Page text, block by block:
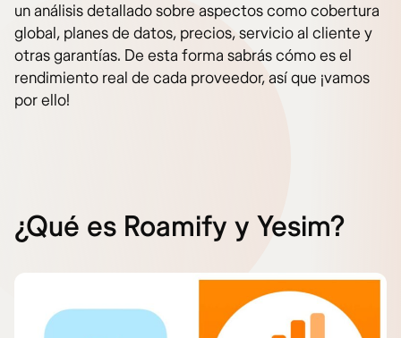
un análisis detallado sobre aspectos como cobertura
global, planes de datos, precios, servicio al cliente y
otras garantías. De esta forma sabrás cómo es el
rendimiento real de cada proveedor, así que ¡vamos
por ello!
¿Qué es Roamify y Yesim?